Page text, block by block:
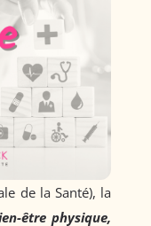
de la Santé), la
être physique,